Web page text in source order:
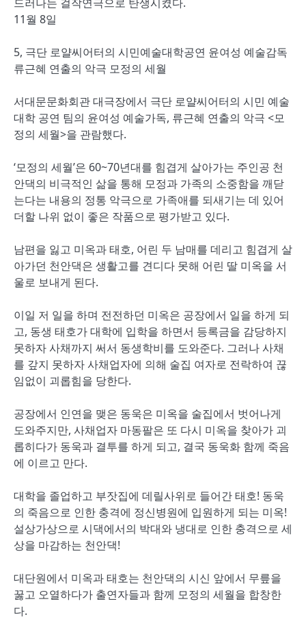
11월 8일
5, 극단 로얄씨어터의 시민예술대학공연 윤여성 예술감독
류근혜 연출의 악극 모정의 세월
서대문문화회관 대극장에서 극단 로얄씨어터의 시민 예술
대학 공연 팀의 윤여성 예술가독, 류근혜 연출의 악극 <모
정의 세월>을 관람했다.
‘모정의 세월’은 60~70년대를 힘겹게 살아가는 주인공 천
안댁의 비극적인 삶을 통해 모정과 가족의 소중함을 깨닫
는다는 내용의 정통 악극으로 가족애를 되새기는 데 있어
더할 나위 없이 좋은 작품으로 평가받고 있다.
남편을 잃고 미옥과 태호, 어린 두 남매를 데리고 힘겹게 살
아가던 천안댁은 생활고를 견디다 못해 어린 딸 미옥을 서
울로 보내게 된다.
이일 저 일을 하며 전전하던 미옥은 공장에서 일을 하게 되
고, 동생 태호가 대학에 입학을 하면서 등록금을 감당하지
못하자 사채까지 써서 동생학비를 도와준다. 그러나 사채
를 갚지 못하자 사채업자에 의해 술집 여자로 전락하여 끊
임없이 괴롭힘을 당한다.
공장에서 인연을 맺은 동욱은 미옥을 술집에서 벗어나게
도와주지만, 사채업자 마동팔은 또 다시 미옥을 찾아가 괴
롭히다가 동욱과 결투를 하게 되고, 결국 동욱화 함께 죽음
에 이르고 만다.
대학을 졸업하고 부잣집에 데릴사위로 들어간 태호! 동욱
의 죽음으로 인한 충격에 정신병원에 입원하게 되는 미옥!
설상가상으로 시댁에서의 박대와 냉대로 인한 충격으로 세
상을 마감하는 천안댁!
대단원에서 미옥과 태호는 천안댁의 시신 앞에서 무릎을
꿇고 오열하다가 출연자들과 함께 모정의 세월을 합창한
다.